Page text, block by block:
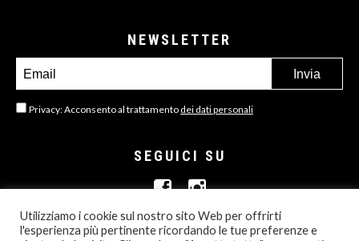
NEWSLETTER
Privacy: Acconsento al trattamento dei dati personali
SEGUICI SU
Utilizziamo i cookie sul nostro sito Web per offrirti
l'esperienza più pertinente ricordando le tue preferenze e